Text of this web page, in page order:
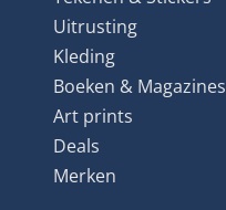
Uitrusting
Kleding
Boeken & Magazines
Art prints
Deals
Merken